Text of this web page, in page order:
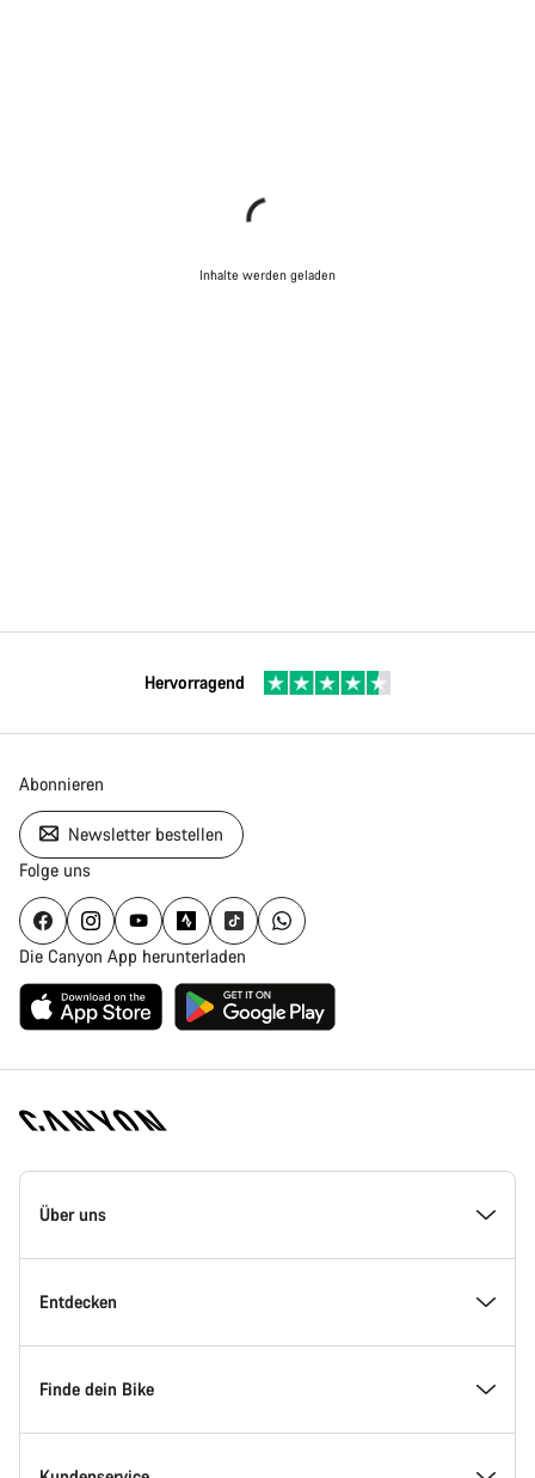
Inhalte werden geladen
Hervorragend
Abonnieren
Newsletter bestellen
Folge uns
Die Canyon App herunterladen
Canyon
Homepage
Über uns
Inside Canyon
Innovation bei Canyon
Entdecken
Events
Finde dein Bike